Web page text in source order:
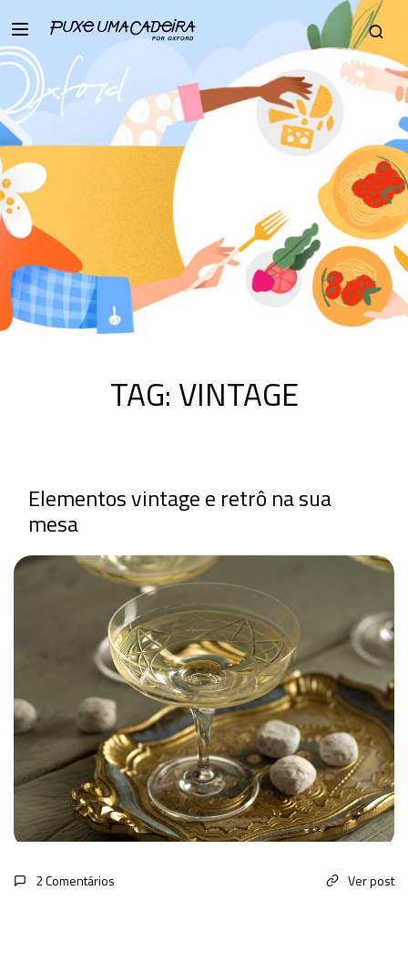
TAG: VINTAGE
Elementos vintage e retrô na sua
mesa
2 Comentários Ver post